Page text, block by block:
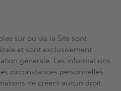
sur ou via le Site sont
et sont exclusivement
générale. Les informations
circonstances personnelles
ne créent aucun droit.